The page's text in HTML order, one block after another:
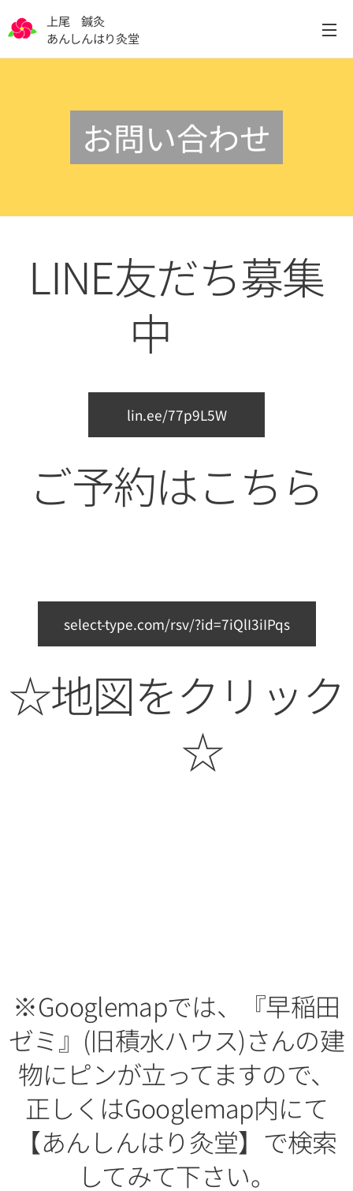
上尾 鍼灸
あんしんはり灸堂
お問い合わせ
LINE友だち募集
中👇
lin.ee/77p9L5W
ご予約はこちら
select-type.com/rsv/?id=7iQlI3iIPqs
☆地図をクリック
👇☆
※Googlemapでは、『早稲田
ゼミ』(旧積水ハウス)さんの建
物にピンが立ってますので、
正しくはGooglemap内にて
【あんしんはり灸堂】で検索
してみて下さい。